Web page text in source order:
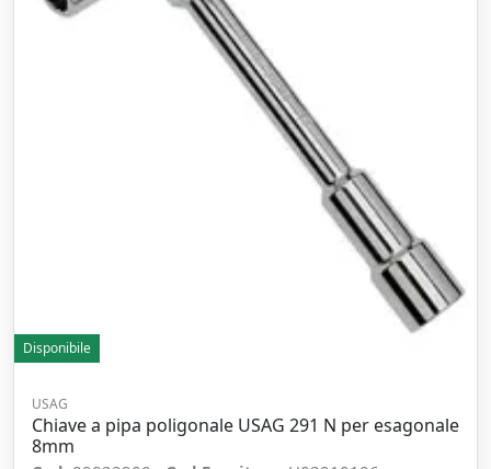
Disponibile
USAG
Chiave a pipa poligonale USAG 291 N per esagonale
8mm